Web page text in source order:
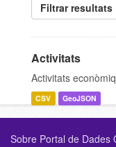
Filtrar resultats
Activitats
Activitats
CSV GeoJSON
Sobre Portal de Dades